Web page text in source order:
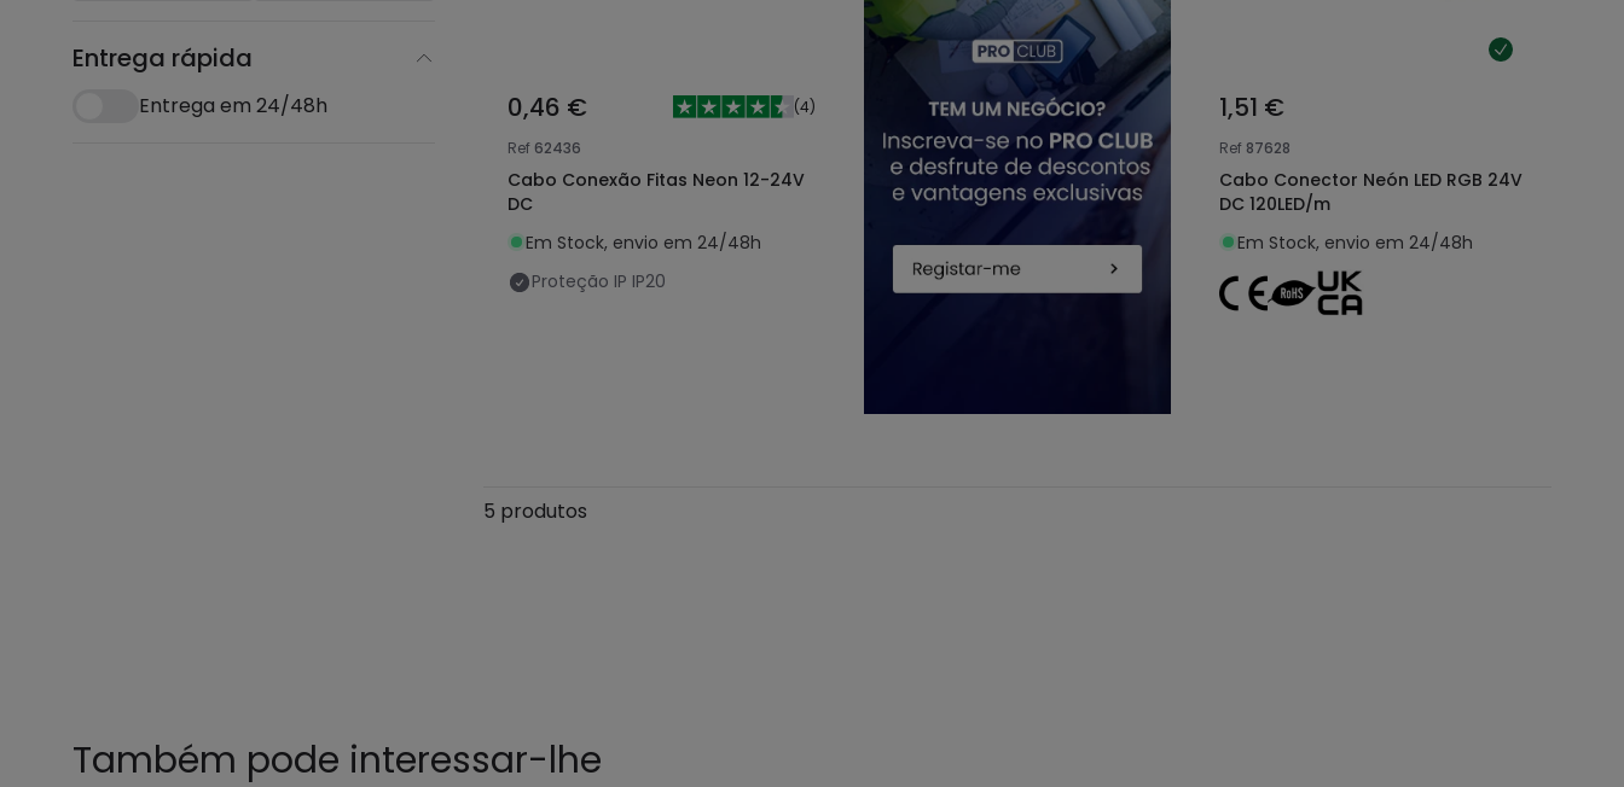
Entrega rápida
Entrega em 24/48h 0,46 € (4)
Ref 62436
Cabo Conexão Fitas Neon 12-24V
DC
Em Stock, envio em 24/48h
Proteção IP IP20
1,51 €
Ref 87628
Cabo Conector Neón LED RGB 24V
DC 120LED/m
Em Stock, envio em 24/48h
5 produtos
Também pode interessar-lhe